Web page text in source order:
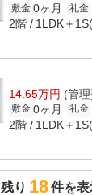
敷金 0ヶ月 礼金
2階 1LDK＋
14.65万円 (管
敷金 0ヶ月 礼金
2階 1LDK＋
残り 18件を